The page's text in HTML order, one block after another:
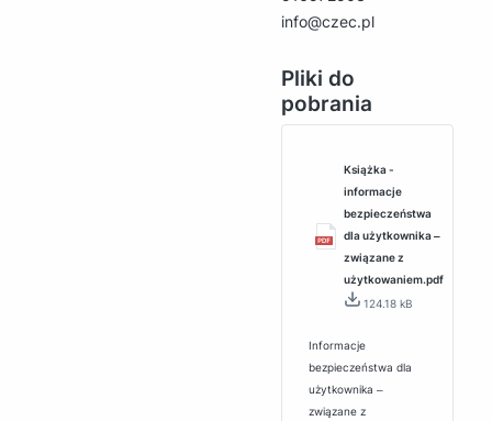
info@czec.pl
Pliki do
pobrania
Książka -
informacje
bezpieczeństwa
dla użytkownika ‒
związane z
użytkowaniem.pdf
124.18 kB
Informacje
bezpieczeństwa dla
użytkownika ‒
związane z